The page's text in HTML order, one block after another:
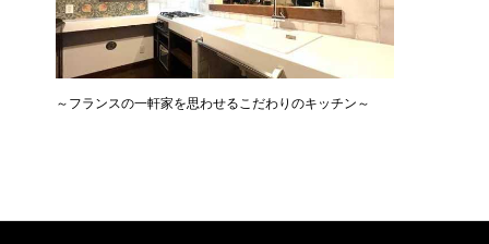
～フランスの一軒家を思わせるこだわりのキッチン～